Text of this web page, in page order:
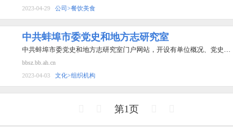
2023-04-29
公司>餐饮美食
中共蚌埠市委党史和地方志研究室
中共蚌埠市委党史和地方志研究室门户网站，开设有单位概况、党史…
bbsz.bb.ah.cn
2023-04-03
文化>组织机构
第1页